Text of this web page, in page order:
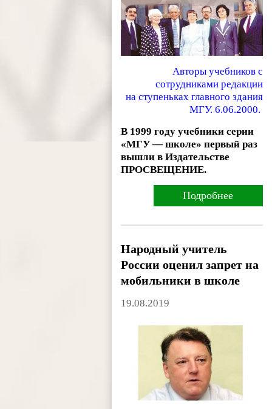
Авторы учебников с
сотрудниками редакции
на ступеньках главного здания
МГУ. 6.06.2000.
В 1999 году учебники серии
«МГУ — школе» первый раз
вышли в Издательстве
ПРОСВЕЩЕНИЕ.
Подробнее
Народный учитель
России оценил запрет на
мобильники в школе
19.08.2019